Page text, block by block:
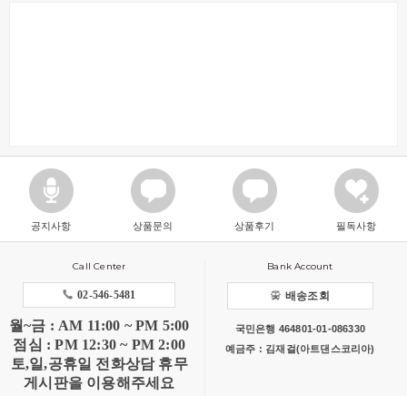
공지사항 상품문의 상품후기 필독사항
Call Center
02-546-5481
월~금 : AM 11:00 ~ PM 5:00
점심 : PM 12:30 ~ PM 2:00
토,일,공휴일 전화상담 휴무
게시판을 이용해주세요
Bank Account
배송조회
국민은행 464801-01-086330
예금주 : 김재걸(아트댄스코리아)